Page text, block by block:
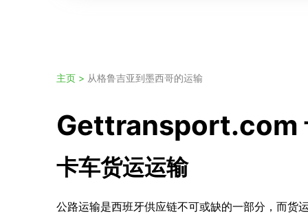
主页 > 从格鲁吉亚到墨西哥的运输
Gettransport.com
卡车货运运输
公路运输是西班牙供应链不可或缺的一部分，而货